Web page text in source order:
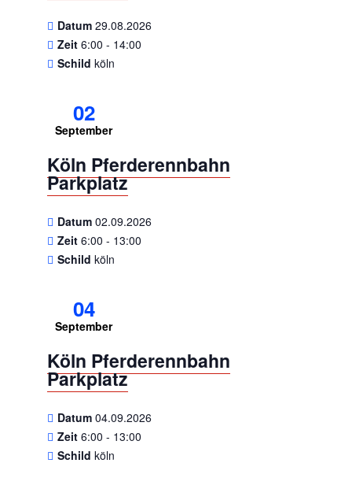
Datum 29.08.2026
Zeit 6:00 - 14:00
Schild köln
02
September
Köln Pferderennbahn
Parkplatz
Datum 02.09.2026
Zeit 6:00 - 13:00
Schild köln
04
September
Köln Pferderennbahn
Parkplatz
Datum 04.09.2026
Zeit 6:00 - 13:00
Schild köln